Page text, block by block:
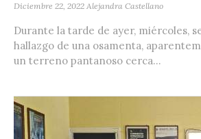
Diciembre 22, 2022 Alejandra Castellano
Durante la tarde de ayer, miércoles,
hallazgo de una osamenta,
un terreno pantanoso cerca...